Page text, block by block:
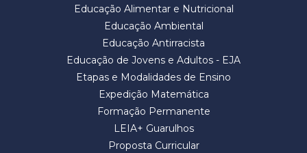
Educação Alimentar e Nutricional
Educação Ambiental
Educação Antirracista
Educação de Jovens e Adultos - EJA
Etapas e Modalidades de Ensino
Expedição Matemática
Formação Permanente
LEIA+ Guarulhos
Proposta Curricular